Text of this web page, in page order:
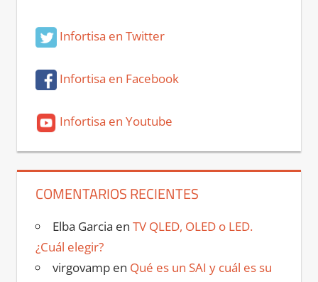
Infortisa en Twitter
Infortisa en Facebook
Infortisa en Youtube
COMENTARIOS RECIENTES
Elba Garcia en TV QLED, OLED o LED.
¿Cuál elegir?
virgovampen Qué es un SAI y cuál es su